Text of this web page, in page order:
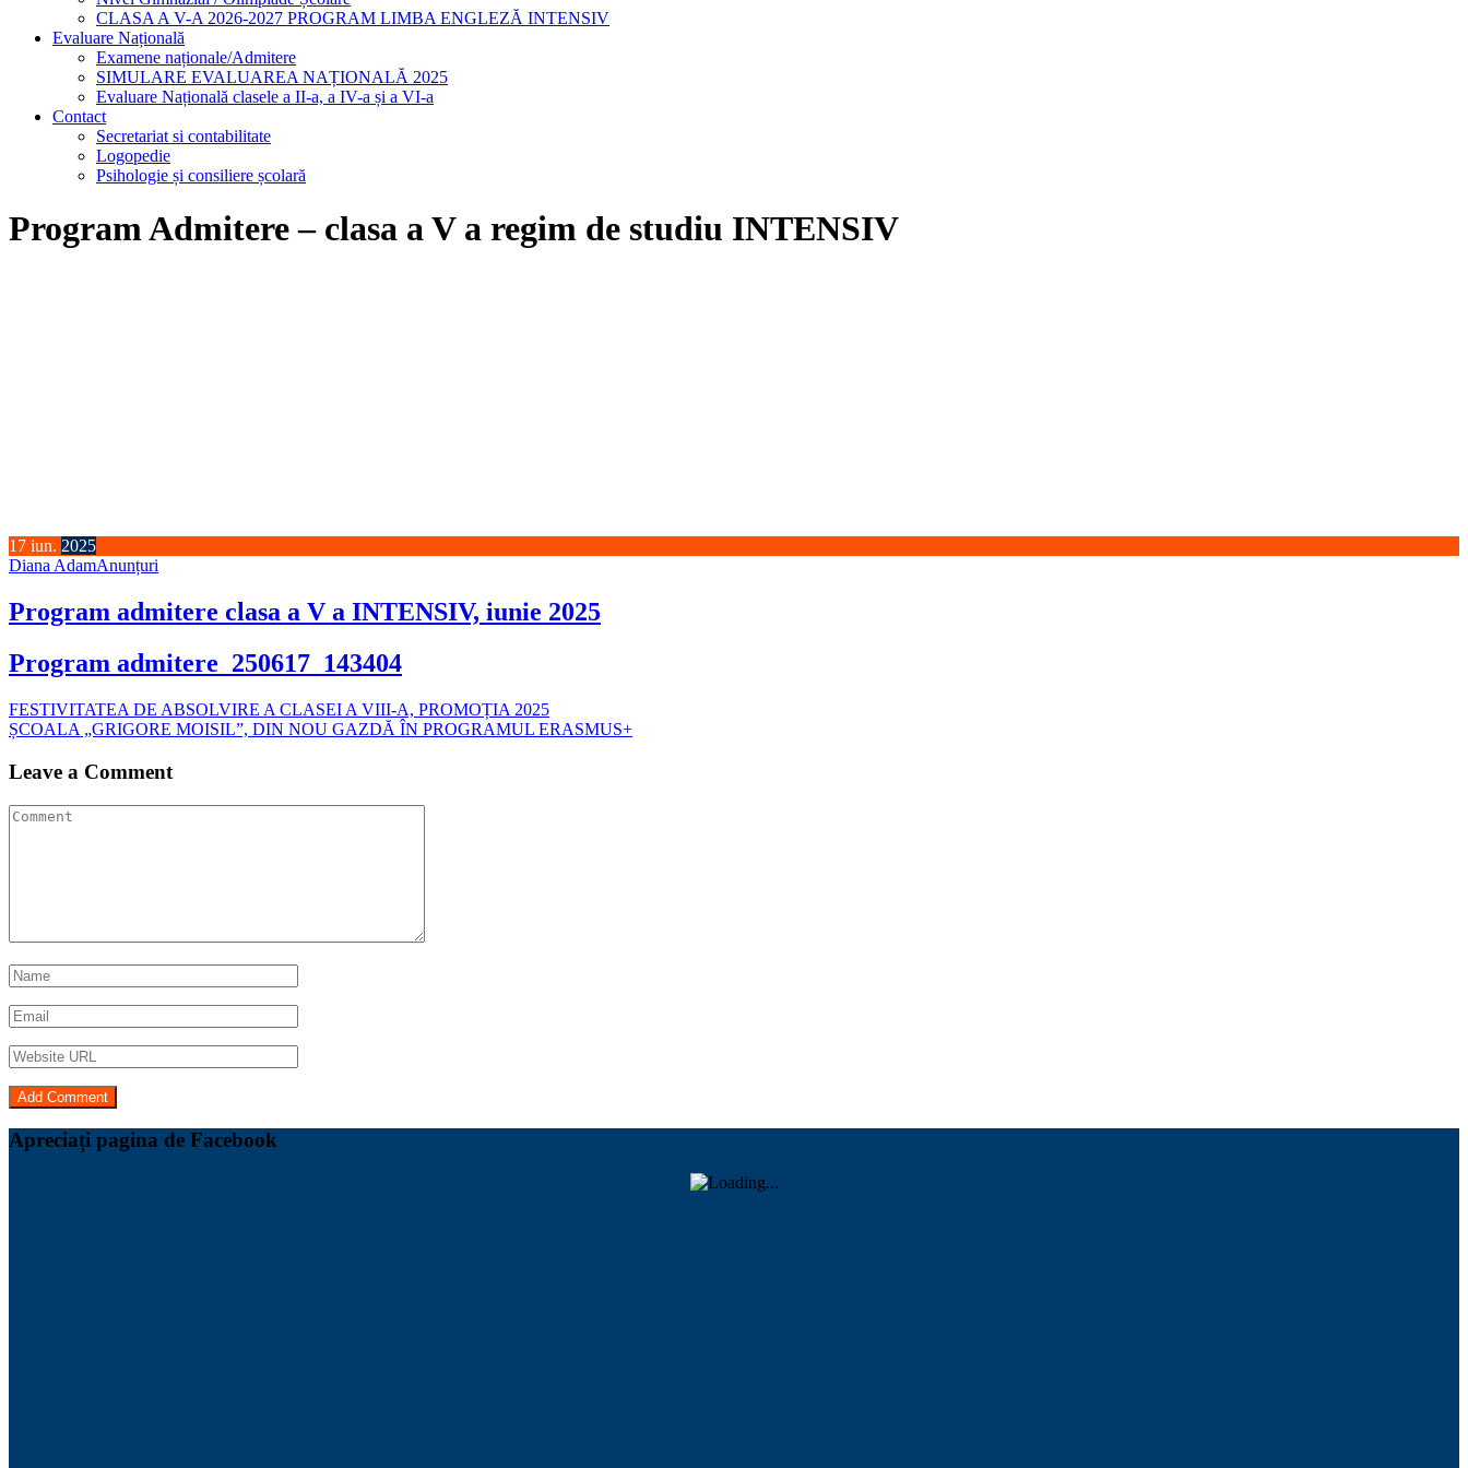
CLASA A V-A 2026-2027 PROGRAM LIMBA ENGLEZĂ INTENSIV
Evaluare Națională
Examene naționale/Admitere
SIMULARE EVALUAREA NAȚIONALĂ 2025
Evaluare Națională clasele a II-a, a IV-a și a VI-a
Contact
Secretariat si contabilitate
Logopedie
Psihologie și consiliere școlară
Program Admitere – clasa a V a regim de studiu INTENSIV
17 iun. 2025
Diana AdamAnunțuri
Program admitere clasa a V a INTENSIV, iunie 2025
Program admitere_250617_143404
Navigare
în
articole
FESTIVITATEA DE ABSOLVIRE A CLASEI A VIII-A, PROMOȚIA 2025
ȘCOALA „GRIGORE MOISIL”, DIN NOU GAZDĂ ÎN PROGRAMUL ERASMUS+
Leave a Comment
Apreciați pagina de Facebook